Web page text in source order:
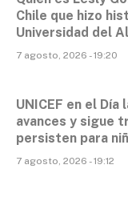
Chile que hizo
Universidad del
7 agosto, 2026 - 19:20
UNICEF en el
avances y sigue
persisten para
7 agosto, 2026 - 19:12